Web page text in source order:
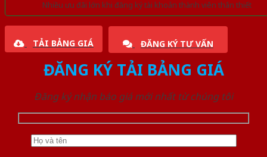
Nhiều ưu đãi lớn khi đăng ký tài khoản thành viên thân thiết
TẢI BẢNG GIÁ ĐĂNG KÝ TƯ VẤN
ĐĂNG KÝ TẢI BẢNG GIÁ
Đăng ký nhận báo giá mới nhất từ chúng tôi